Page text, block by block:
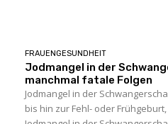
FRAUENGESUNDHEIT
Jodmangel in der
manchmal fatale Folgen
Jodmangel in der
bis hin zur Fehl- oder